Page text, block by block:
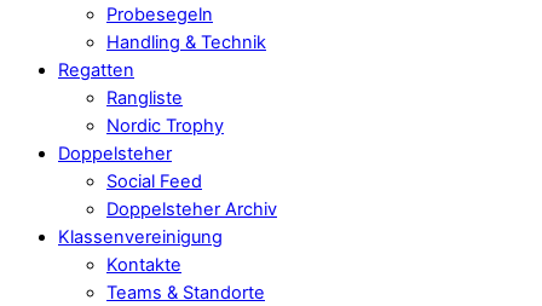
Probesegeln
Handling & Technik
Regatten
Rangliste
Nordic Trophy
Doppelsteher
Social Feed
Doppelsteher Archiv
Klassenvereinigung
Kontakte
Teams & Standorte